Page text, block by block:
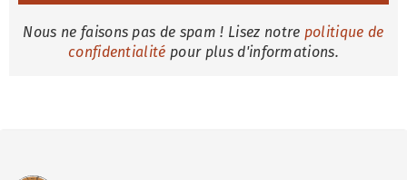
Nous ne faisons pas de spam ! Lisez notre politique de
confidentialité pour plus d'informations.